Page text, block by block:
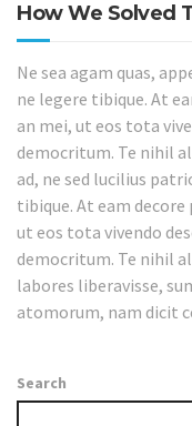
How We Solved
Ne sea agam quas,
ne legere tibique. At
an mei, ut eos tota
democritum. Te nihil
ad, ne sed lucilius
tibique. At eam
ut eos tota vivendo
democritum. Te nihil
labores liberavisse,
atomorum, nam dicit
Search